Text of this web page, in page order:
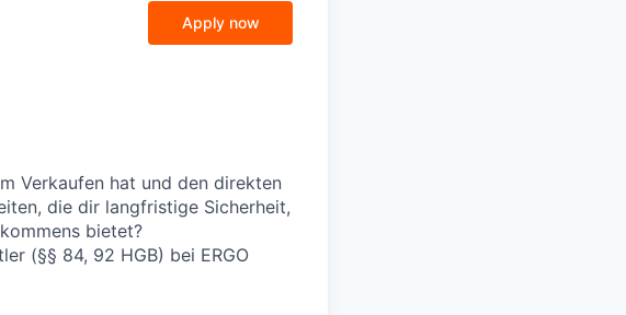
Apply now
Verkaufen hat und den direkten
die dir langfristige Sicherheit,
bietet?
(§§ 84, 92 HGB) bei ERGO